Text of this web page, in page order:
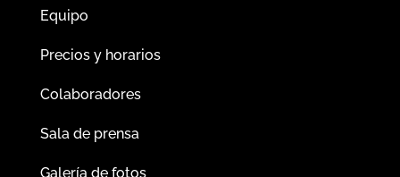
Equipo
Precios y horarios
Colaboradores
Sala de prensa
Galería de fotos